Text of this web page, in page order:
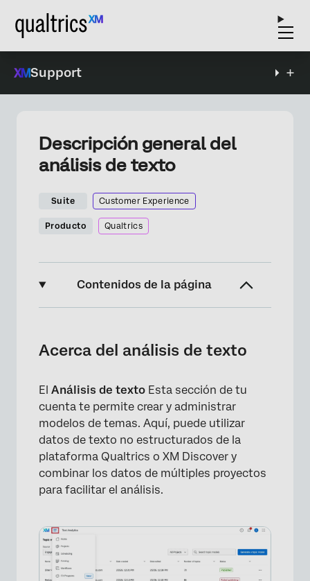
Support
Descripción general del
análisis de texto
Suite Customer Experience
Producto Qualtrics
Contenidos de la página
Creación de un nuevo modelo de tema
Edición de un modelo de tema
Gestión de fuentes de modelos de temas
Compartir un modelo de tema
Acerca del análisis de texto
El Análisis de texto Esta sección de tu
cuenta te permite crear y administrar
modelos de temas. Aquí, puede utilizar
datos de texto no estructurados de la
plataforma Qualtrics o XM Discover y
combinar los datos de múltiples proyectos
para facilitar el análisis.